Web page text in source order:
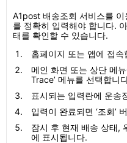
A1post 배송조회 서비스를
를 정확히 입력해야 합니다.
태를 확인할 수 있습니다.
홈페이지 또는 앱에 접속
메인 화면 또는 상단 메뉴
Trace’ 메뉴를 선택합니
표시되는 입력란에 운송
입력이 완료되면 ‘조회’
잠시 후 현재 배송 상태,
에 표시됩니다.